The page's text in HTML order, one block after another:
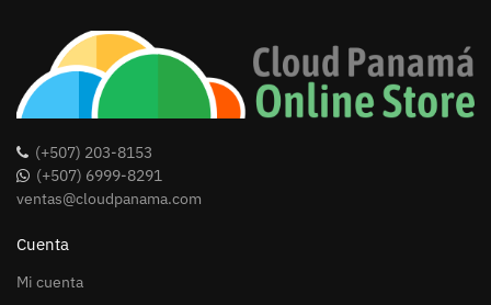
(+507) 203-8153
(+507) 6999-8291
ventas@cloudpanama.com
Cuenta
Mi cuenta